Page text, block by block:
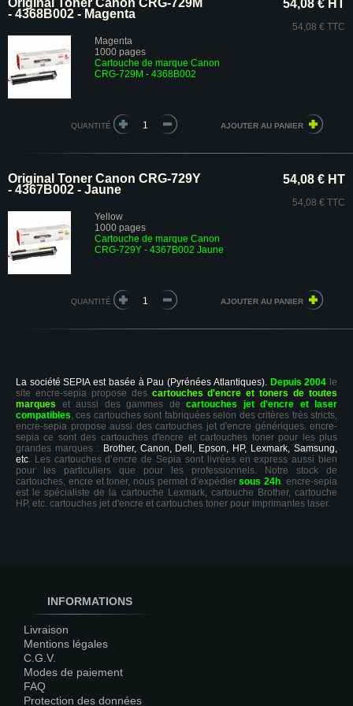
Original Toner Canon CRG-729M
- 4368B002 - Magenta
Magenta
1000 pages
Cartouche de marque Canon
CRG-729M - 4368B002
54,08 € HT
54,08 € TTC
QUANTITÉ
Original Toner Canon CRG-729Y
- 4367B002 - Jaune
Yellow
1000 pages
Cartouche de marque Canon
CRG-729Y - 4367B002 Jaune
54,08 € HT
54,08 € TTC
QUANTITÉ
La société SEPIA est basée à Pau (Pyrénées Atlantiques). Depuis 2004 le
site encre-sepia propose des cartouches d'encre et toners de toutes
marques et aussi des gammes de cartouches jet d'encre et laser
compatibles, ces cartouches sont fabriquées selon des critères très stricts,
encre-sepia propose aussi des cartouches jet d'encre génériques. encre-
sepia ce sont des cartouches d'encre et cartouches toner pour les plus
grandes marques : Brother, Canon, Dell, Epson, HP, Lexmark, Samsung,
etc. Les cartouches d’encre de Sepia sont livrées en express aussi bien
pour les particuliers que pour les professionnels. Notre stock de
cartouches, encre et toner, nous permet d’expédiersous 24h. encre-sepia
est le spécialiste de la cartouche Lexmark, cartouche Brother, cartouche
HP, etc. cartouches jet d'encre et cartouches toner pour imprimantes laser.
INFORMATIONS
Livraison
Mentions légales
C.G.V.
Modes de paiement
FAQ
Protection des données